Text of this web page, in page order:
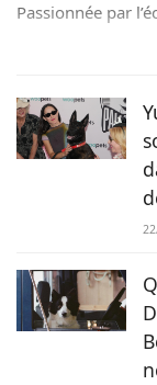
Passionnée par
toujours, j’aime